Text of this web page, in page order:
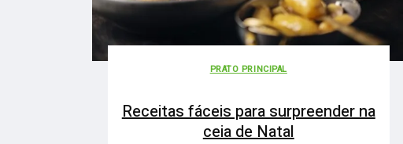
PRATO PRINCIPAL
Receitas fáceis para surpreender na
ceia de Natal